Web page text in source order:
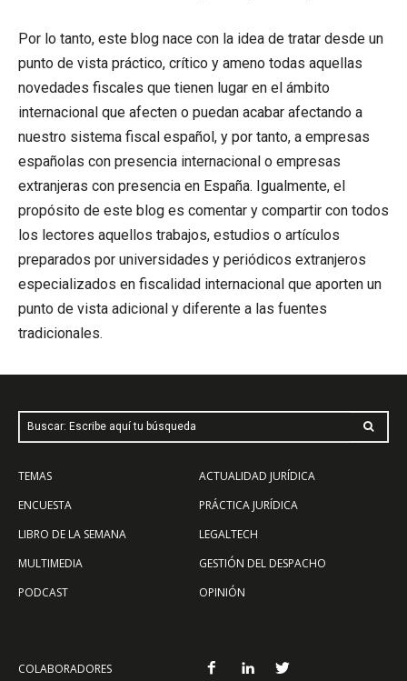
Por lo tanto, este blog nace con la idea de tratar desde un
punto de vista práctico, crítico y ameno todas aquellas
novedades fiscales que tienen lugar en el ámbito
internacional que afecten o puedan acabar afectando a
nuestro sistema fiscal español, y por tanto, a empresas
españolas con presencia internacional o empresas
extranjeras con presencia en España. Igualmente, el
propósito de este blog es comentar y compartir con todos
los lectores aquellos trabajos, estudios o artículos
preparados por universidades y periódicos extranjeros
especializados en fiscalidad internacional que aporten un
punto de vista adicional y diferente a las fuentes
tradicionales.
Buscar: Escribe aquí tu búsqueda
TEMAS
ENCUESTA
LIBRO DE LA SEMANA
MULTIMEDIA
PODCAST
ACTUALIDAD JURÍDICA
PRÁCTICA JURÍDICA
LEGALTECH
GESTIÓN DEL DESPACHO
OPINIÓN
COLABORADORES